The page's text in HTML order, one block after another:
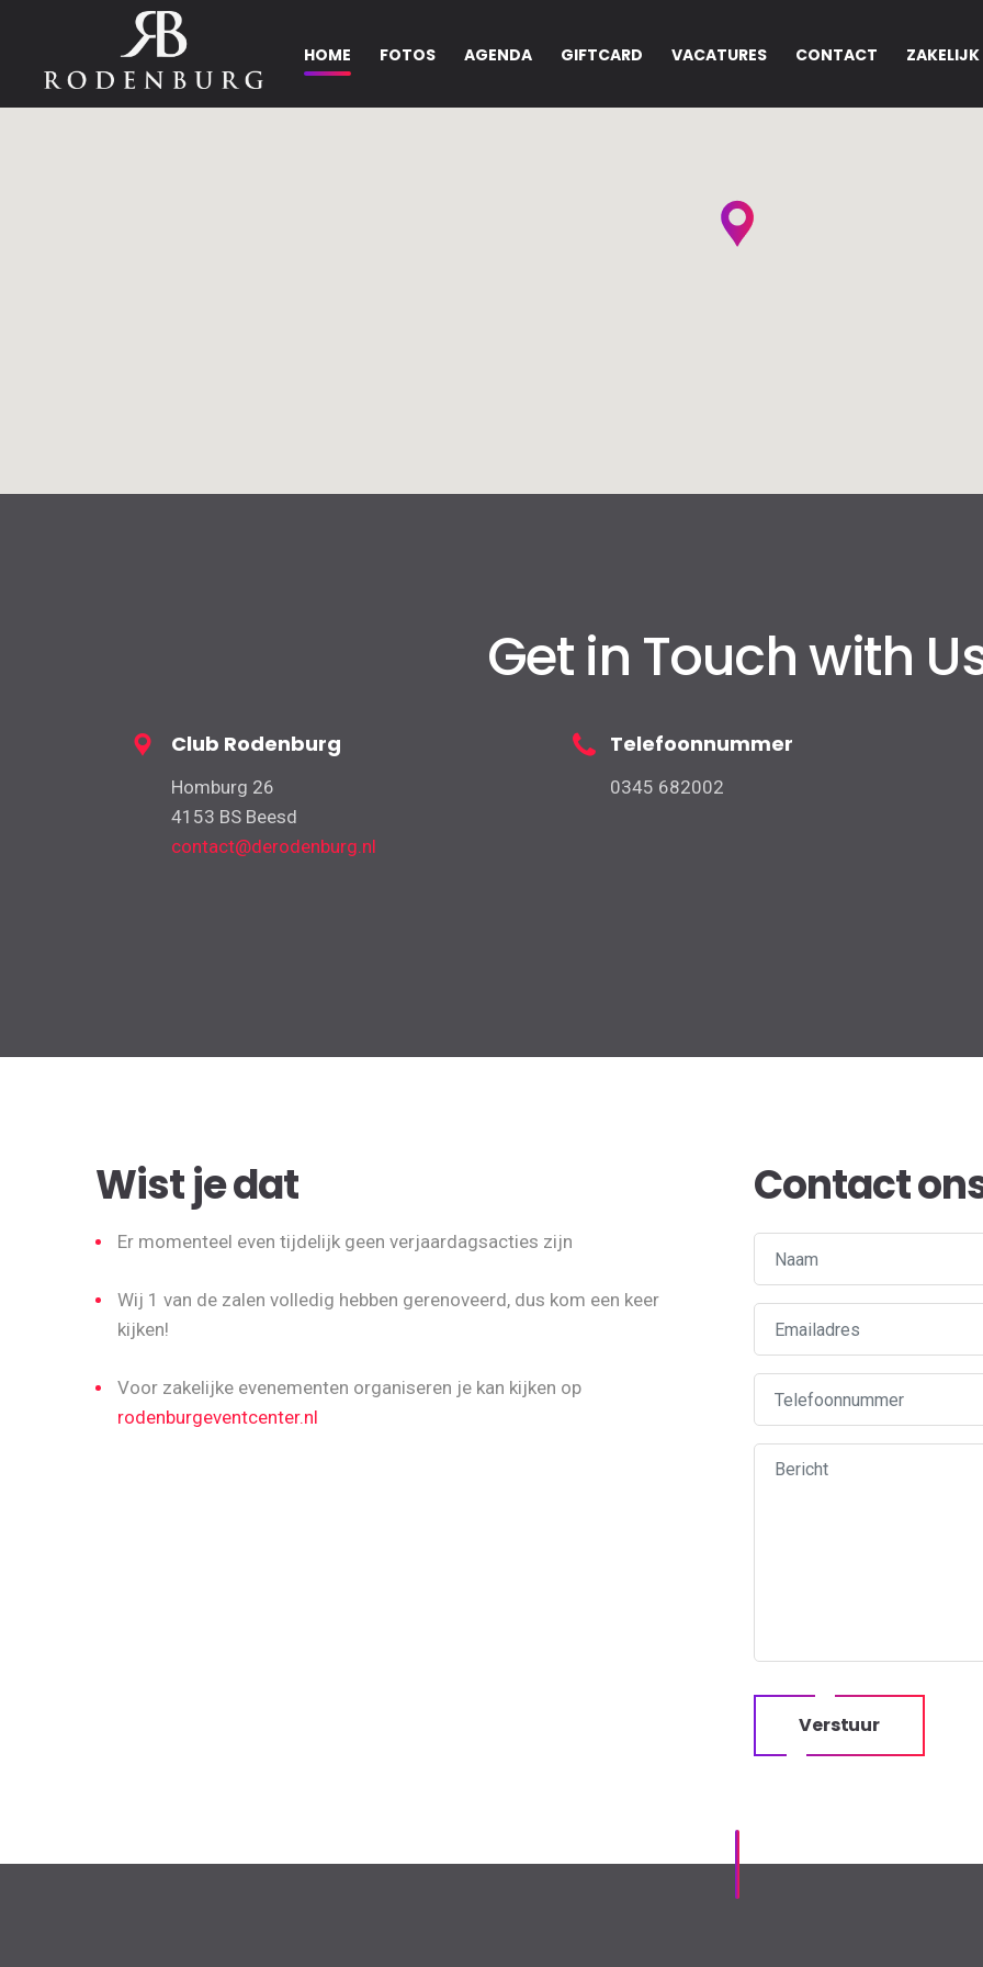
HOME FOTOS AGENDA GIFTCARD VACATURES CONTACT ZAKELIJK
Get in Touch with
Club Rodenburg
Homburg 26
4153 BS Beesd
contact@derodenburg.nl
Telefoonnummer
0345 682002
Wist je dat
Er momenteel even tijdelijk geen verjaardagsacties zijn
Wij 1 van de zalen volledig hebben gerenoveerd, dus kom een keer
kijken!
Voor zakelijke evenementen organiseren je kan kijken op
rodenburgeventcenter.nl
Contact
Verstuur